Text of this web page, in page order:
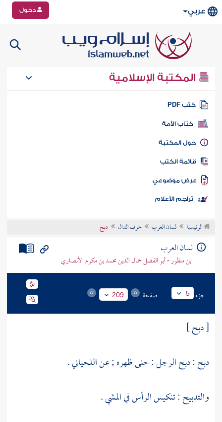
عربي دخول
المكتبة الإسلامية
كتب PDF
كتاب الأمة
المكتبة
الكتب
موضوعي
تراجم الأعلام
الرئيسية لسان العرب حرف الدال دبح
لسان العرب
ابن منظور - أبو الفضل جمال الدين محمد بن مكرم الأنصاري
جزء 5 صفحة 209
[ دبح ]
دبح : دبح الرجل : حنى ظهره ; عن اللحياني .
والتدبيح : تنكيس الرأس في المشي .